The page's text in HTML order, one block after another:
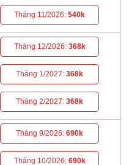
Tháng 11/2026:540k
Tháng 12/2026: 368k
Tháng 1/2027:368k
Tháng 2/2027:368k
Tháng 9/2026:690k
Tháng 10/2026: 690k